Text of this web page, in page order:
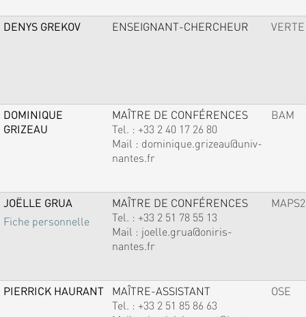
DENYS GREKOV ENSEIGNANT-CHERCHEUR VERTE
DOMINIQUE
GRIZEAU
MAÎTRE DE CONFÉRENCES
Tel. : +33 2 40 17 26 80
Mail : dominique.grizeau@univ-
nantes.fr
BAM
JOËLLE GRUA
Fiche personnelle
MAÎTRE DE CONFÉRENCES
Tel. : +33 2 51 78 55 13
Mail : joelle.grua@oniris-
nantes.fr
MAPS2
PIERRICK HAURANT
MAÎTRE-ASSISTANT
Tel. : +33 2 51 85 86 63
OSE